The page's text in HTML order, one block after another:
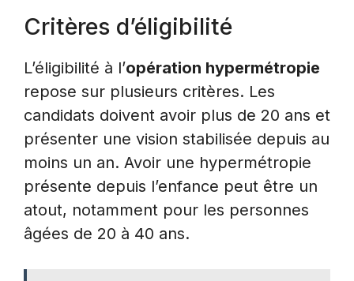
Critères d’éligibilité
L’éligibilité à l’opération hypermétropie
repose sur plusieurs critères. Les
candidats doivent avoir plus de 20 ans et
présenter une vision stabilisée depuis au
moins un an. Avoir une hypermétropie
présente depuis l’enfance peut être un
atout, notamment pour les personnes
âgées de 20 à 40 ans.